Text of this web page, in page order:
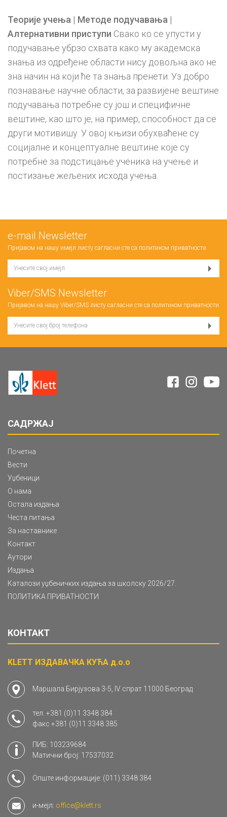
Теорије учења | Методе подучавања |
Алтернативни приступи Свако ко се упусти у
подучавање убрзо схвата како му академска
знања из одређене области нису довољна ако не
зна начин на који ће та знања пренети. Уз добро
познавање научне области, за развијене вештине
подучавања потребне су још и специфичне
вештине, као што је, на пример, способност да се
други мотивишу. У овој књизи обухваћене су
социјалне и концептуалне вештине које су
потребне за подстицање ученика на учење и
постизање жељених исхода учења.
е-mail Newsletter
Пријавом на нашу имејл листу сагласни сте са политиком приватности
Viber/SMS Newsletter
Пријавом на нашу Viber/SMS листу сагласни сте са политиком приватности
САДРЖАЈ
Почетна
Вести
Уџбеници
О нама
Остала издања
Честа питања
За наставнике
Контакт
Аутори
Издања
Каталози уџбеничких издања за школску 2026/27.
ПОЛИТИКА ПРИВАТНОСТИ
КОНТАКТ
KLETT ИЗДАВАЧКА КУЋА д.о.о
Маршала Бирјузова 3-5, IV спрат 11000 Београд
тел. +381 (0)11 3348 384
факс +381 (0)11 3348 385
ПИБ: 103239684
Матични број: 17537032
Опште информације: (011) 3348 384
и-мејл: office@klett.rs